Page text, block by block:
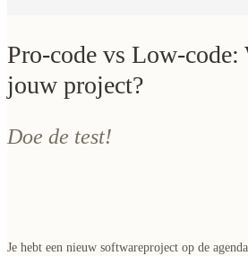
Pro-code vs Low-code:
jouw project?
Doe de test!
Je hebt een nieuw softwareproject op de